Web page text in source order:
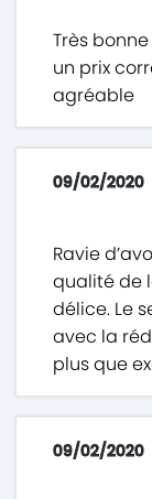
Très
un prix
agréable
09/02/2020
Ravie
qualité de
délice. Le
avec la
plus que
09/02/2020